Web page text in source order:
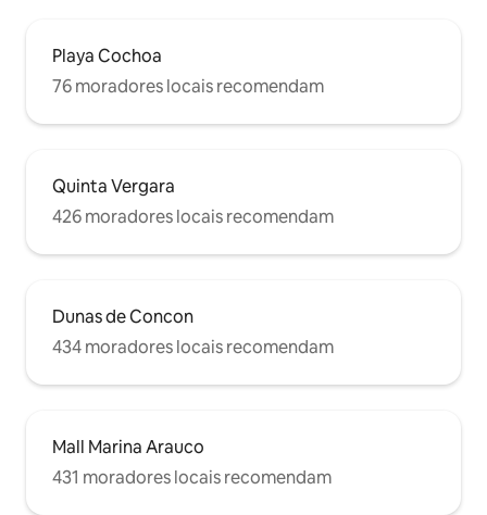
Playa Cochoa
76 moradores locais recomendam
Quinta Vergara
426 moradores locais recomendam
Dunas de Concon
434 moradores locais recomendam
Mall Marina Arauco
431 moradores locais recomendam